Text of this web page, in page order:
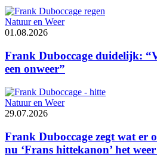
Natuur en Weer
01.08.2026
Frank Duboccage duidelijk:
een onweer”
Natuur en Weer
29.07.2026
Frank Duboccage zegt wat er
nu ‘Frans hittekanon’ het